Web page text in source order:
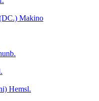
Makino
Hemsl.